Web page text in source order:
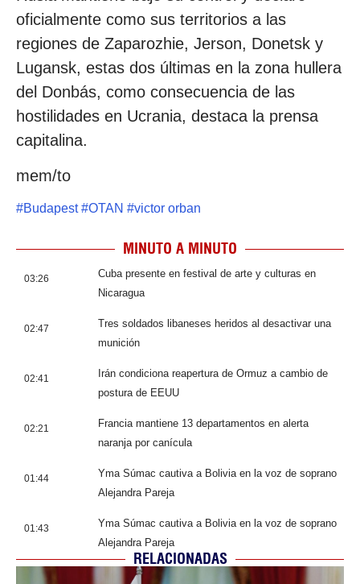
oficialmente como sus territorios a las
regiones de Zaparozhie, Jerson, Donetsk y
Lugansk, estas dos últimas en la zona hullera
del Donbás, como consecuencia de las
hostilidades en Ucrania, destaca la prensa
capitalina.
mem/to
#Budapest#OTAN #victor orban
MINUTO A MINUTO
03:26
Cuba presente en festival de arte y culturas en
Nicaragua
02:47
Tres soldados libaneses heridos al desactivar una
munición
02:41
Irán condiciona reapertura de Ormuz a cambio de
postura de EEUU
02:21
Francia mantiene 13 departamentos en alerta
naranja por canícula
01:44
Yma Súmac cautiva a Bolivia en la voz de soprano
Alejandra Pareja
01:43
Yma Súmac cautiva a Bolivia en la voz de soprano
Alejandra Pareja
RELACIONADAS